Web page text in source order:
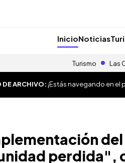
InicioNoticias
Turismo Las
ARCHIVO:¡Estás navegando en el
perdida",